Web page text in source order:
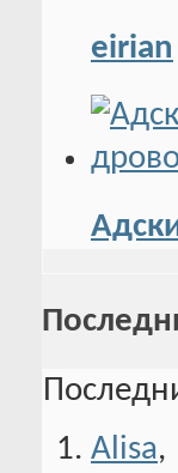
eirian
Alisa,